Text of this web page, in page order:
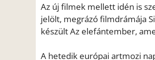
Az új filmek mellett idén is
jelölt, megrázó filmdrámája
készült Az elefántember,
A hetedik európai artmozi